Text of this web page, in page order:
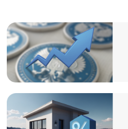
ПОРА ПЕРЕСТАТЬ
Или хранишь «на всякий случай» —
куда утекают твои деньги